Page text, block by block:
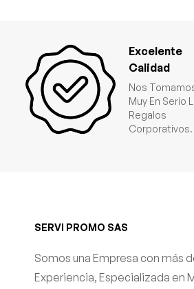
Excelente
Calidad
Nos
Muy En Serio
Regalos
Corporativos.
SERVI PROMO SAS
Somos una Empresa con más
Experiencia, Especializada en